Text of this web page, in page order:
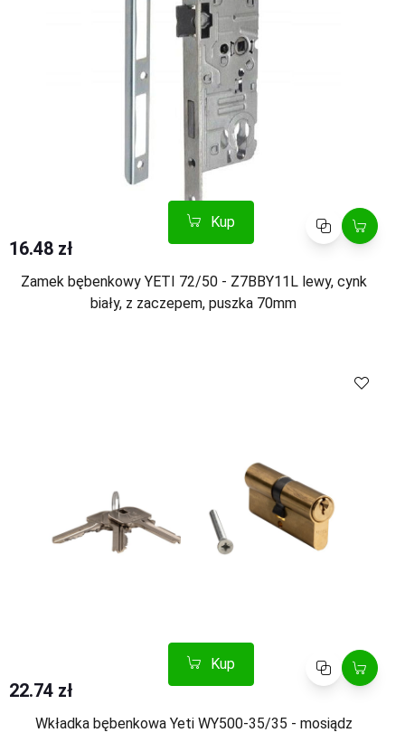
Kup Porównaj
16.48 zł
Zamek bębenkowy YETI 72/50 - Z7BBY11L lewy, cynk
biały, z zaczepem, puszka 70mm
Kup Porównaj
22.74 zł
Wkładka bębenkowa Yeti WY500-35/35 - mosiądz